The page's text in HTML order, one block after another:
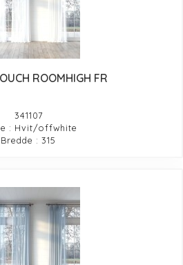
ROOMHIGH FR
341107
: Hvit/offwhite
Bredde : 315